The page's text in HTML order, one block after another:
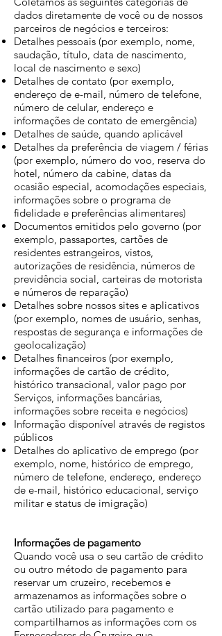
dados diretamente de você ou de nossos
parceiros de negócios e terceiros:
Detalhes pessoais (por exemplo, nome,
saudação, título, data de nascimento,
local de nascimento e sexo)
Detalhes de contato (por exemplo,
endereço de e-mail, número de telefone,
número de celular, endereço e
informações de contato de emergência)
Detalhes de saúde, quando aplicável
Detalhes da preferência de viagem / férias
(por exemplo, número do voo, reserva do
hotel, número da cabine, datas da
ocasião especial, acomodações especiais,
informações sobre o programa de
fidelidade e preferências alimentares)
Documentos emitidos pelo governo (por
exemplo, passaportes, cartões de
residentes estrangeiros, vistos,
autorizações de residência, números de
previdência social, carteiras de motorista
e números de reparação)
Detalhes sobre nossos sites e aplicativos
(por exemplo, nomes de usuário, senhas,
respostas de segurança e informações de
geolocalização)
Detalhes financeiros (por exemplo,
informações de cartão de crédito,
histórico transacional, valor pago por
Serviços, informações bancárias,
informações sobre receita e negócios)
Informação disponível através de registos
públicos
Detalhes do aplicativo de emprego (por
exemplo, nome, histórico de emprego,
número de telefone, endereço, endereço
de e-mail, histórico educacional, serviço
militar e status de imigração)
Informações de pagamento
Quando você usa o seu cartão de crédito
ou outro método de pagamento para
reservar um cruzeiro, recebemos e
armazenamos as informações sobre o
cartão utilizado para pagamento e
compartilhamos as informações com os